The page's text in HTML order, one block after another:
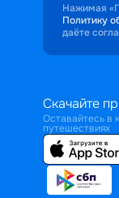
Нажимая
Политику
даёте
Скачайте
Оставайтесь в
путешествиях